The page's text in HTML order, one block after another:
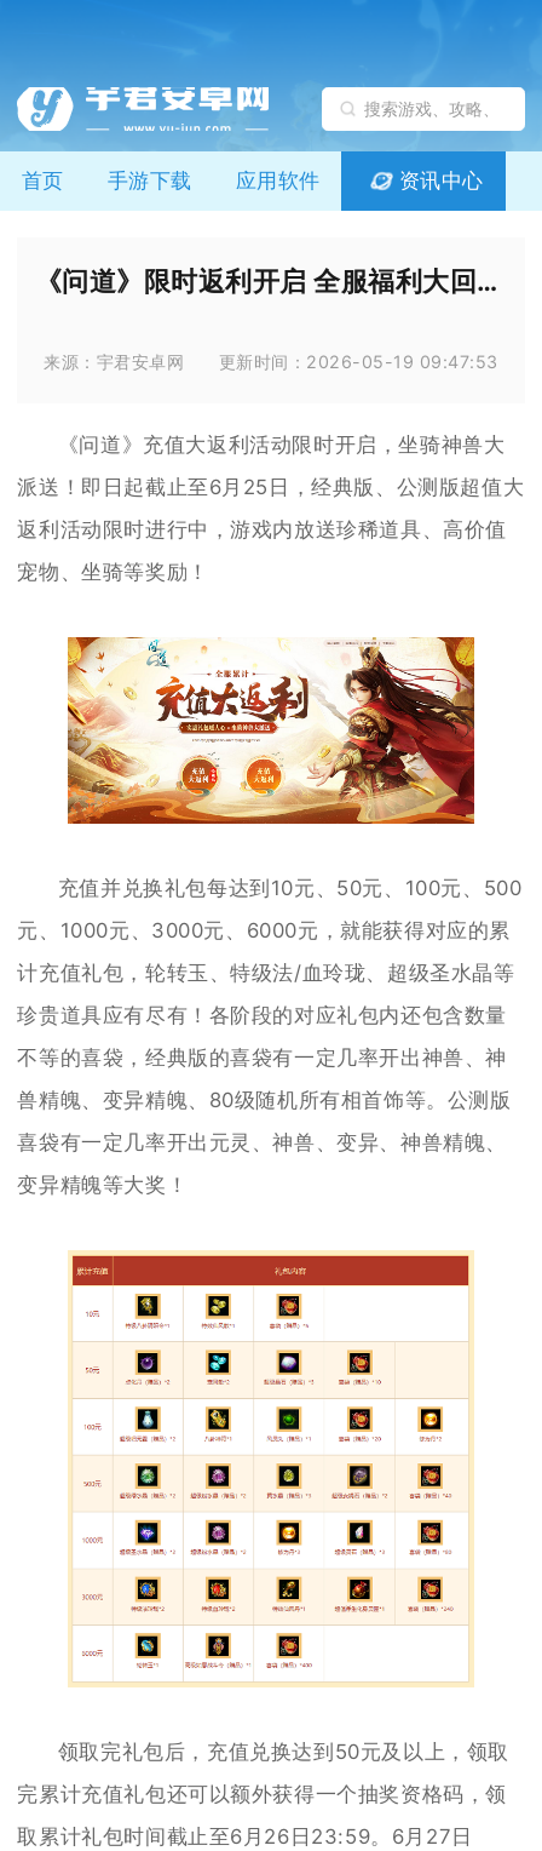
首页 手游下载 应用软件 资讯中心
《问道》限时返利开启 全服福利大回馈别错过
来源：宇君安卓网 更新时间：2026-05-19 09:47:53
《问道》充值大返利活动限时开启，坐骑神兽大
派送！即日起截止至6月25日，经典版、公测版超值大
返利活动限时进行中，游戏内放送珍稀道具、高价值
宠物、坐骑等奖励！
充值并兑换礼包每达到10元、50元、100元、500
元、1000元、3000元、6000元，就能获得对应的累
计充值礼包，轮转玉、特级法/血玲珑、超级圣水晶等
珍贵道具应有尽有！各阶段的对应礼包内还包含数量
不等的喜袋，经典版的喜袋有一定几率开出神兽、神
兽精魄、变异精魄、80级随机所有相首饰等。公测版
喜袋有一定几率开出元灵、神兽、变异、神兽精魄、
变异精魄等大奖！
领取完礼包后，充值兑换达到50元及以上，领取
完累计充值礼包还可以额外获得一个抽奖资格码，领
取累计礼包时间截止至6月26日23:59。6月27日